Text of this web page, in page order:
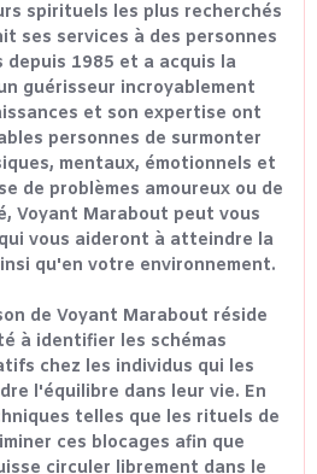
spirituels les plus recherchés
ses services à des personnes
depuis 1985 et a acquis la
guérisseur incroyablement
et son expertise ont
personnes de surmonter
mentaux, émotionnels et
de problèmes amoureux ou de
Voyant Marabout peut vous
vous aideront à atteindre la
qu'en votre environnement.
de Voyant Marabout réside
à identifier les schémas
chez les individus qui les
l'équilibre dans leur vie. En
telles que les rituels de
ces blocages afin que
circuler librement dans le